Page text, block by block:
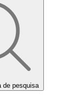
de pesquisa